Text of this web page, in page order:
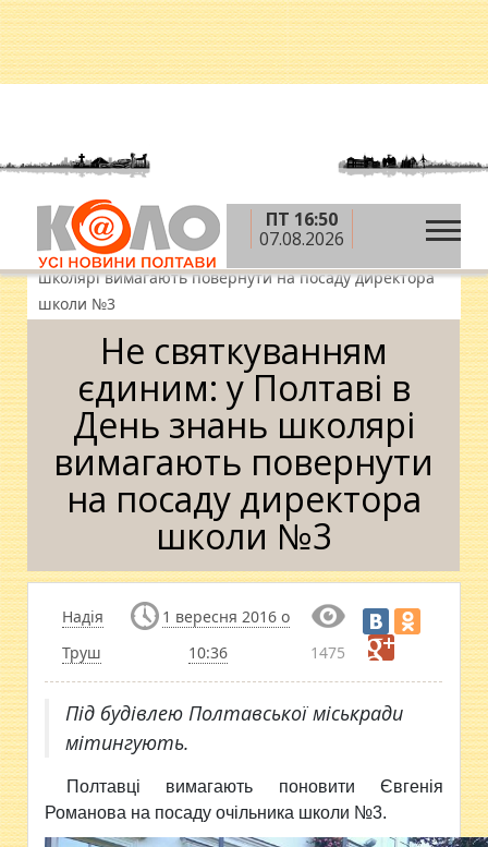
ПТ 16:50
07.08.2026
Головна » Новини » Суспільство
святкуванням єдиним: у Полтаві в День знань
школярі вимагають повернути на посаду директора
школи №3
Не святкуванням
єдиним: у Полтаві в
День знань школярі
вимагають повернути
на посаду директора
школи №3
Надія
Труш
1 вересня 2016 о
10:36
1475
Під будівлею Полтавської міськради
мітингують.
Полтавці вимагають поновити Євгенія
Романова на посаду очільника школи №3.